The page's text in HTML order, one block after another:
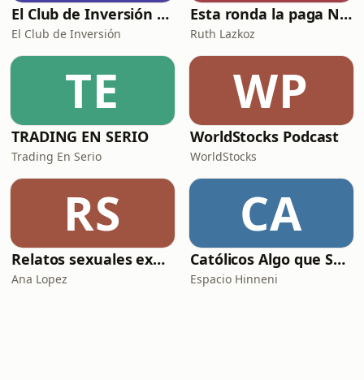
El Club de Inversión podcast
El Club de Inversión
Esta ronda la paga Newton
Ruth Lazkoz
TE
TRADING EN SERIO
Trading En Serio
WP
WorldStocks Podcast
WorldStocks
RS
Relatos sexuales explícitos
Ana Lopez
CA
Católicos Algo que Saber
Espacio Hinneni